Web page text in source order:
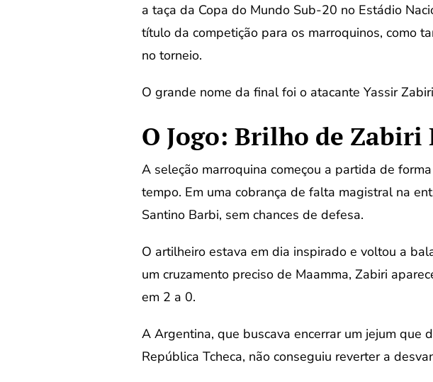
a taça da Copa do Mundo Sub-20 no Estádio
título da competição para os marroquinos, como
no torneio.
O grande nome da final foi o atacante Yassir
O Jogo: Brilho de Zabiri
A seleção marroquina começou a partida de
tempo. Em uma cobrança de falta magistral na
Santino Barbi, sem chances de defesa.
O artilheiro estava em dia inspirado e voltou a
um cruzamento preciso de Maamma, Zabiri
em 2 a 0.
A Argentina, que buscava encerrar um jejum
República Tcheca, não conseguiu reverter a